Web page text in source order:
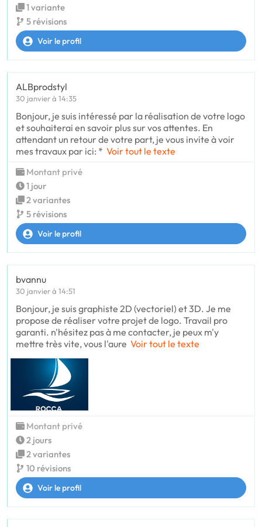
1 variante
5 révisions
Voir le profil
ALBprodstyl
30 janvier à 14:35
Bonjour, je suis intéressé par la réalisation de votre logo
et souhaiterai en savoir plus sur vos attentes. En
attendant un retour de votre part, je vous invite à voir
mes travaux par ici: * Voir tout le texte
Montant privé
1 jour
2 variantes
5 révisions
Voir le profil
bvannu
30 janvier à 14:51
Bonjour, je suis graphiste 2D (vectoriel) et 3D. Je me
propose de réaliser votre projet de logo. Travail pro
garanti. n'hésitez pas à me contacter, je peux m'y
mettre très vite, vous l'aure Voir tout le texte
Montant privé
2 jours
2 variantes
10 révisions
Voir le profil